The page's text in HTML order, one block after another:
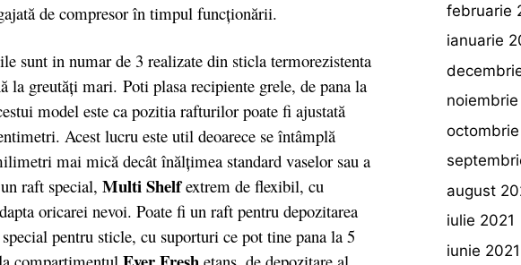
de compresor în timpul funcţionării.
sunt in numar de 3 realizate din sticla termorezistenta
la greutăți mari. Poti plasa recipiente grele, de pana la
model este ca pozitia rafturilor poate fi ajustată
Acest lucru este util deoarece se întâmplă
mai mică decât înălţimea standard vaselor sau a
raft special, Multi Shelfextrem de flexibil, cu
oricarei nevoi. Poate fi un raft pentru depozitarea
pentru sticle, cu suporturi ce pot tine pana la 5
februarie
ianuarie
noiembrie
octombrie
august
iulie 2021
iunie 2021